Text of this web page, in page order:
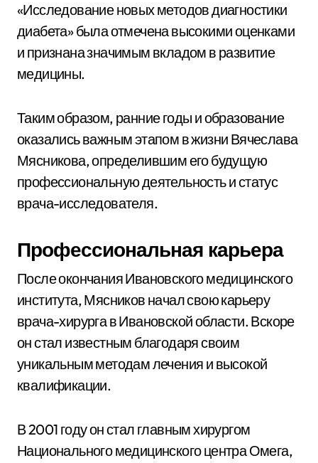
«Исследование новых методов диагностики
диабета» была отмечена высокими оценками
и признана значимым вкладом в развитие
медицины.
Таким образом, ранние годы и образование
оказались важным этапом в жизни Вячеслава
Мясникова, определившим его будущую
профессиональную деятельность и статус
врача-исследователя.
Профессиональная карьера
После окончания Ивановского медицинского
института, Мясников начал свою карьеру
врача-хирурга в Ивановской области. Вскоре
он стал известным благодаря своим
уникальным методам лечения и высокой
квалификации.
В 2001 году он стал главным хирургом
Национального медицинского центра Омега,